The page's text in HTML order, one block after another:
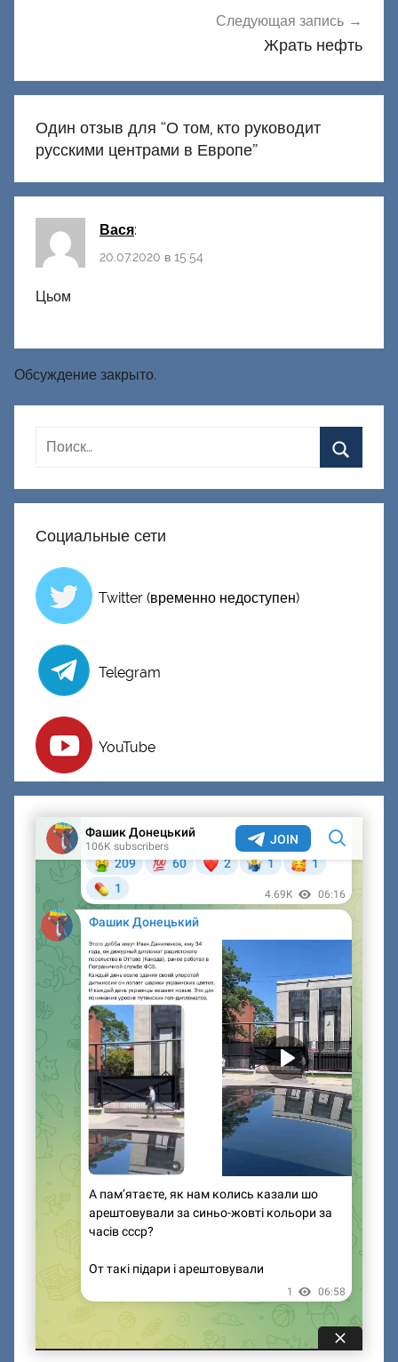
Следующая запись
Жрать нефть
Один отзыв для “О том, кто руководит
русскими центрами в Европе”
Вася:
20.07.2020 в 15:54
Цьом
Обсуждение закрыто.
Социальные сети
Twitter (временно недоступен)
Telegram
YouTube